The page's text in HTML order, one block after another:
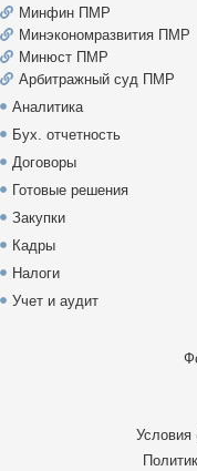
Минфин ПМР
Минэкономразвития ПМР
Минюст ПМР
Арбитражный суд ПМР
Аналитика
Бух. отчетность
Договоры
Готовые решения
Закупки
Кадры
Налоги
Учет и аудит
Условия